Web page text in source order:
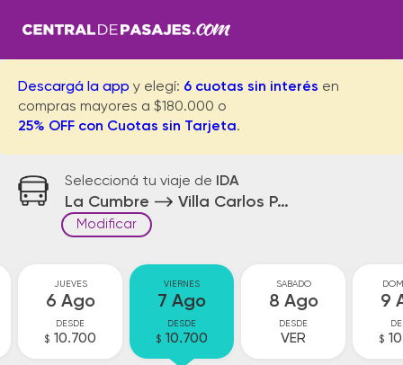
Descargá la app y elegí: 6 cuotas sin interés en
compras mayores a $180.000 o
25% OFF con Cuotas sin Tarjeta.
Seleccioná tu viaje de IDA
La Cumbre Villa Carlos Paz
Modificar
JUEVES
6 Ago
DESDE
$ 10.700
VIERNES
7 Ago
DESDE
$ 10.700
SABADO
8 Ago
DESDE
VER
9
$